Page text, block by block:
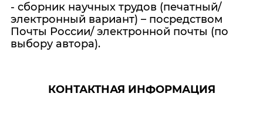
- сборник научных трудов (печатный/
электронный вариант) – посредством
Почты России/ электронной почты (по
выбору автора).
КОНТАКТНАЯ ИНФОРМАЦИЯ